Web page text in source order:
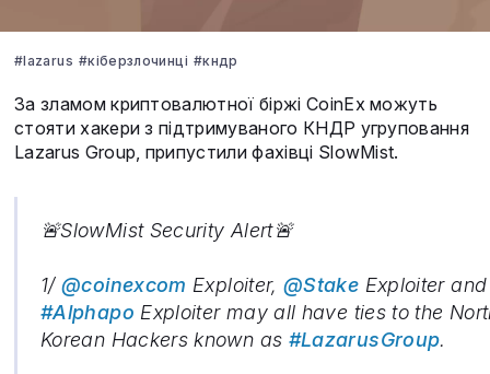
#lazarus #кіберзлочинці #кндр
За зламом криптовалютної біржі CoinEx можуть
стояти хакери з підтримуваного КНДР угруповання
Lazarus Group, припустили фахівці SlowMist.
🚨SlowMist Security Alert🚨
1/@coinexcom Exploiter,@Stake Exploiter and
#Alphapo Exploiter may all have ties to the
Korean Hackers known as #LazarusGroup.